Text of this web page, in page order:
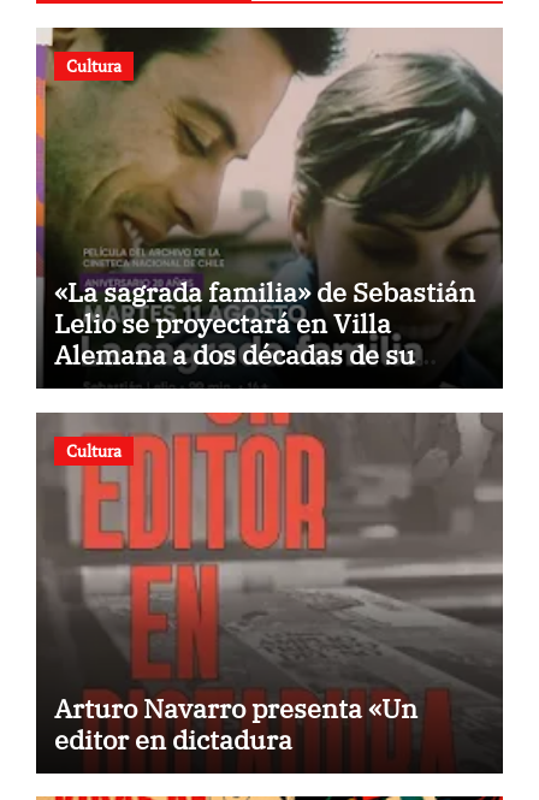
Cultura
«La sagrada familia» de Sebastián
Lelio se proyectará en Villa
Alemana a dos décadas de su
estreno
Cultura
Arturo Navarro presenta «Un
editor en dictadura